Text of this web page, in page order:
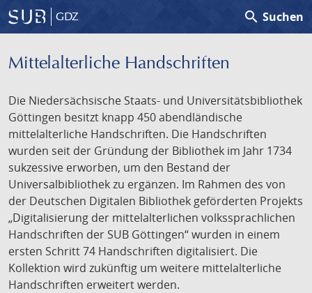
GDZ search Suchen
Mittelalterliche Handschriften
Die Niedersächsische Staats- und Universitätsbibliothek
Göttingen besitzt knapp 450 abendländische
mittelalterliche Handschriften. Die Handschriften
wurden seit der Gründung der Bibliothek im Jahr 1734
sukzessive erworben, um den Bestand der
Universalbibliothek zu ergänzen. Im Rahmen des von
der Deutschen Digitalen Bibliothek geförderten Projekts
„Digitalisierung der mittelalterlichen volkssprachlichen
Handschriften der SUB Göttingen“ wurden in einem
ersten Schritt 74 Handschriften digitalisiert. Die
Kollektion wird zukünftig um weitere mittelalterliche
Handschriften erweitert werden.